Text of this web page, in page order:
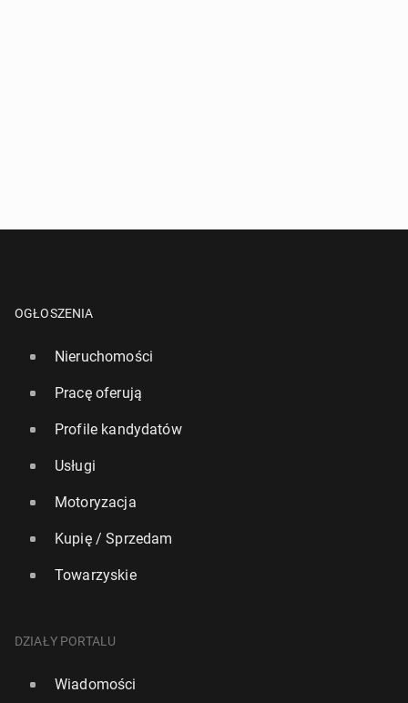
OGŁOSZENIA
Nieruchomości
Pracę oferują
Profile kandydatów
Usługi
Motoryzacja
Kupię / Sprzedam
Towarzyskie
DZIAŁY PORTALU
Wiadomości